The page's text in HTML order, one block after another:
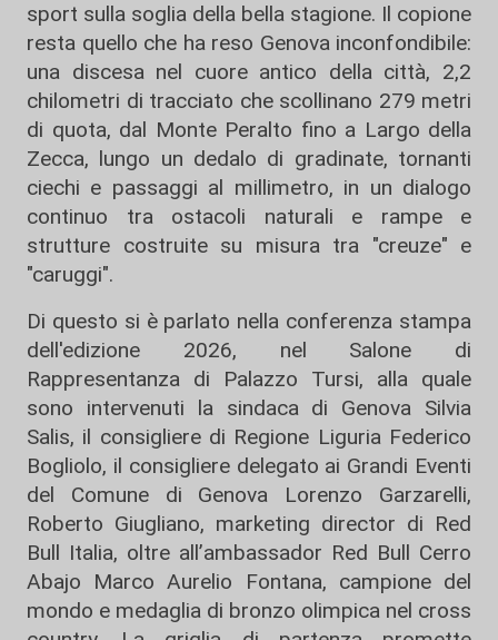
sport sulla soglia della bella stagione. Il copione
resta quello che ha reso Genova inconfondibile:
una discesa nel cuore antico della città, 2,2
chilometri di tracciato che scollinano 279 metri
di quota, dal Monte Peralto fino a Largo della
Zecca, lungo un dedalo di gradinate, tornanti
ciechi e passaggi al millimetro, in un dialogo
continuo tra ostacoli naturali e rampe e
strutture costruite su misura tra "creuze" e
"caruggi".
Di questo si è parlato nella conferenza stampa
dell'edizione 2026, nel Salone di
Rappresentanza di Palazzo Tursi, alla quale
sono intervenuti la sindaca di Genova Silvia
Salis, il consigliere di Regione Liguria Federico
Bogliolo, il consigliere delegato ai Grandi Eventi
del Comune di Genova Lorenzo Garzarelli,
Roberto Giugliano, marketing director di Red
Bull Italia, oltre all’ambassador Red Bull Cerro
Abajo Marco Aurelio Fontana, campione del
mondo e medaglia di bronzo olimpica nel cross